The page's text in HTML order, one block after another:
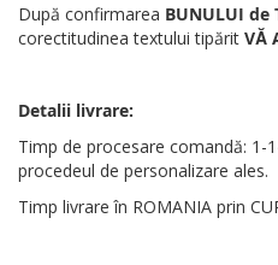
După confirmarea BUNULUI de
corectitudinea textului tipărit VĂ
Detalii livrare:
Timp de procesare comandă: 1-
procedeul de personalizare ales.
Timp livrare în ROMANIA prin